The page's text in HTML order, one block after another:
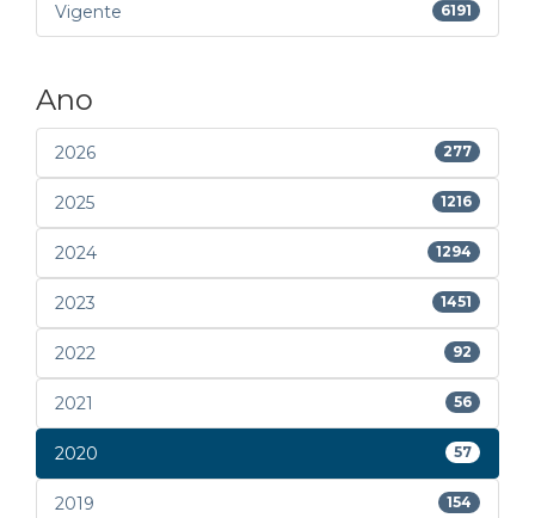
Vigente 6191
Ano
2026 277
2025 1216
2024 1294
2023 1451
2022 92
2021 56
2020 57
2019 154